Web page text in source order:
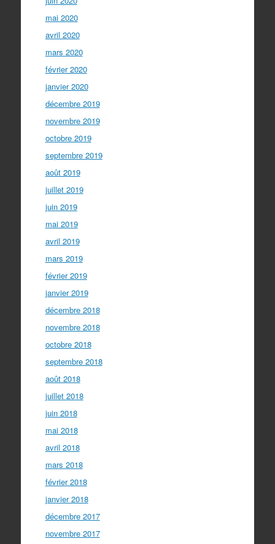
mai 2020
avril 2020
mars 2020
février 2020
janvier 2020
décembre 2019
novembre 2019
octobre 2019
septembre 2019
août 2019
juillet 2019
juin 2019
mai 2019
avril 2019
mars 2019
février 2019
janvier 2019
décembre 2018
novembre 2018
octobre 2018
septembre 2018
août 2018
juillet 2018
juin 2018
mai 2018
avril 2018
mars 2018
février 2018
janvier 2018
décembre 2017
novembre 2017